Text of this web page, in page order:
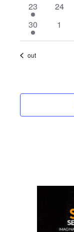
2
eventos
23
0
24
2
eventos
30
0
1
out